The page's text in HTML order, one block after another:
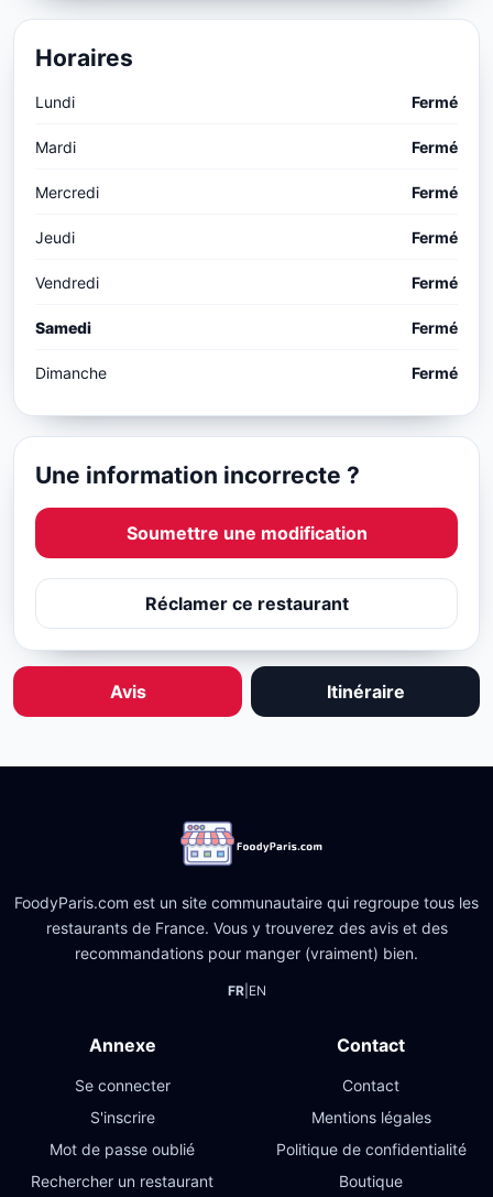
Horaires
Lundi Fermé
Mardi Fermé
Mercredi Fermé
Jeudi Fermé
Vendredi Fermé
Samedi Fermé
Dimanche Fermé
Une information incorrecte ?
Soumettre une modification
Réclamer ce restaurant
Avis Itinéraire
FoodyParis.com est un site communautaire qui regroupe tous les
restaurants de France. Vous y trouverez des avis et des
recommandations pour manger (vraiment) bien.
FR| EN
Annexe
Se connecter
S'inscrire
Mot de passe oublié
Rechercher un restaurant
Contact
Contact
Mentions légales
Politique de confidentialité
Boutique